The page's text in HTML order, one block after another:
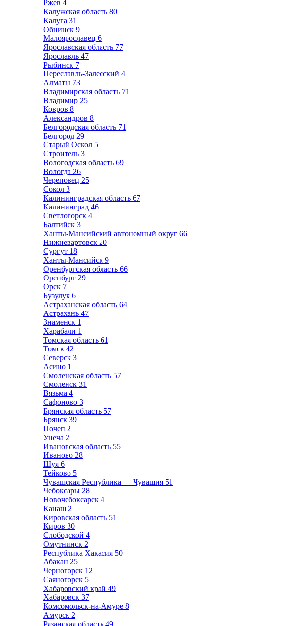
Ржев 4
Калужская область 80
Калуга 31
Обнинск 9
Малоярославец 6
Ярославская область 77
Ярославль 47
Рыбинск 7
Переславль-Залесский 4
Алматы 73
Владимирская область 71
Владимир 25
Ковров 8
Александров 8
Белгородская область 71
Белгород 29
Старый Оскол 5
Строитель 3
Вологодская область 69
Вологда 26
Череповец 25
Сокол 3
Калининградская область 67
Калининград 46
Светлогорск 4
Балтийск 3
Ханты-Мансийский автономный округ 66
Нижневартовск 20
Сургут 18
Ханты-Мансийск 9
Оренбургская область 66
Оренбург 29
Орск 7
Бузулук 6
Астраханская область 64
Астрахань 47
Знаменск 1
Харабали 1
Томская область 61
Томск 42
Северск 3
Асино 1
Смоленская область 57
Смоленск 31
Вязьма 4
Сафоново 3
Брянская область 57
Брянск 39
Почеп 2
Унеча 2
Ивановская область 55
Иваново 28
Шуя 6
Тейково 5
Чувашская Республика — Чувашия 51
Чебоксары 28
Новочебоксарск 4
Канаш 2
Кировская область 51
Киров 30
Слободской 4
Омутнинск 2
Республика Хакасия 50
Абакан 25
Черногорск 12
Саяногорск 5
Хабаровский край 49
Хабаровск 37
Комсомольск-на-Амуре 8
Амурск 2
Рязанская область 49